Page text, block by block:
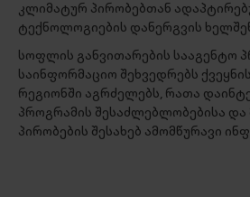
კლიმატურ პირობებთან
ტექნოლოგიების დანერგვის
სოფლის განვითარების სააგენტო
საინფორმაციო შეხვედრებს
რეგიონში აგრძელებს, რათა
პროგრამის შესაძლებლობებისა
პირობების შესახებ ამომწურავი